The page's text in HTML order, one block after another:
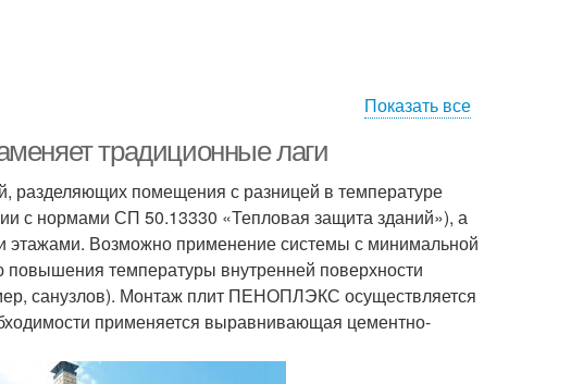
Показать все
традиционные лаги
разделяющих помещения с разницей в температуре
с нормами СП 50.13330 «Тепловая защита зданий»), а
этажами. Возможно применение системы с минимальной
температуры внутренней поверхности
санузлов). Монтаж плит ПЕНОПЛЭКС осуществляется
применяется выравнивающая цементно-